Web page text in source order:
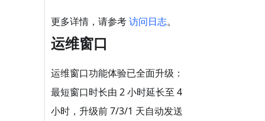
更多详情，请参考访问日志。
运维窗口
运维窗口功能体验已全面升级：
最短窗口时长由 2 小时延长至 4
小时，升级前 7/3/1 天自动发送